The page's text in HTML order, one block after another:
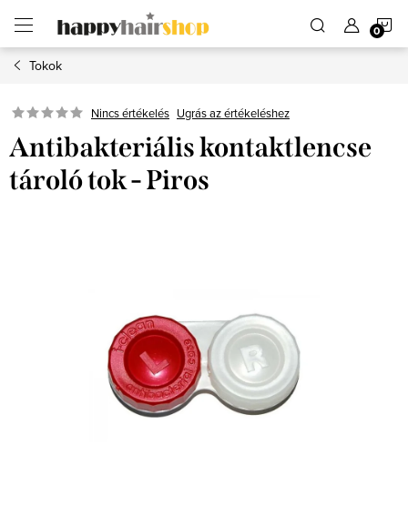
fő
tartalomhoz
Tokok
Nincs értékelés Ugrás az értékeléshez
Antibakteriális kontaktlencse
tároló tok - Piros